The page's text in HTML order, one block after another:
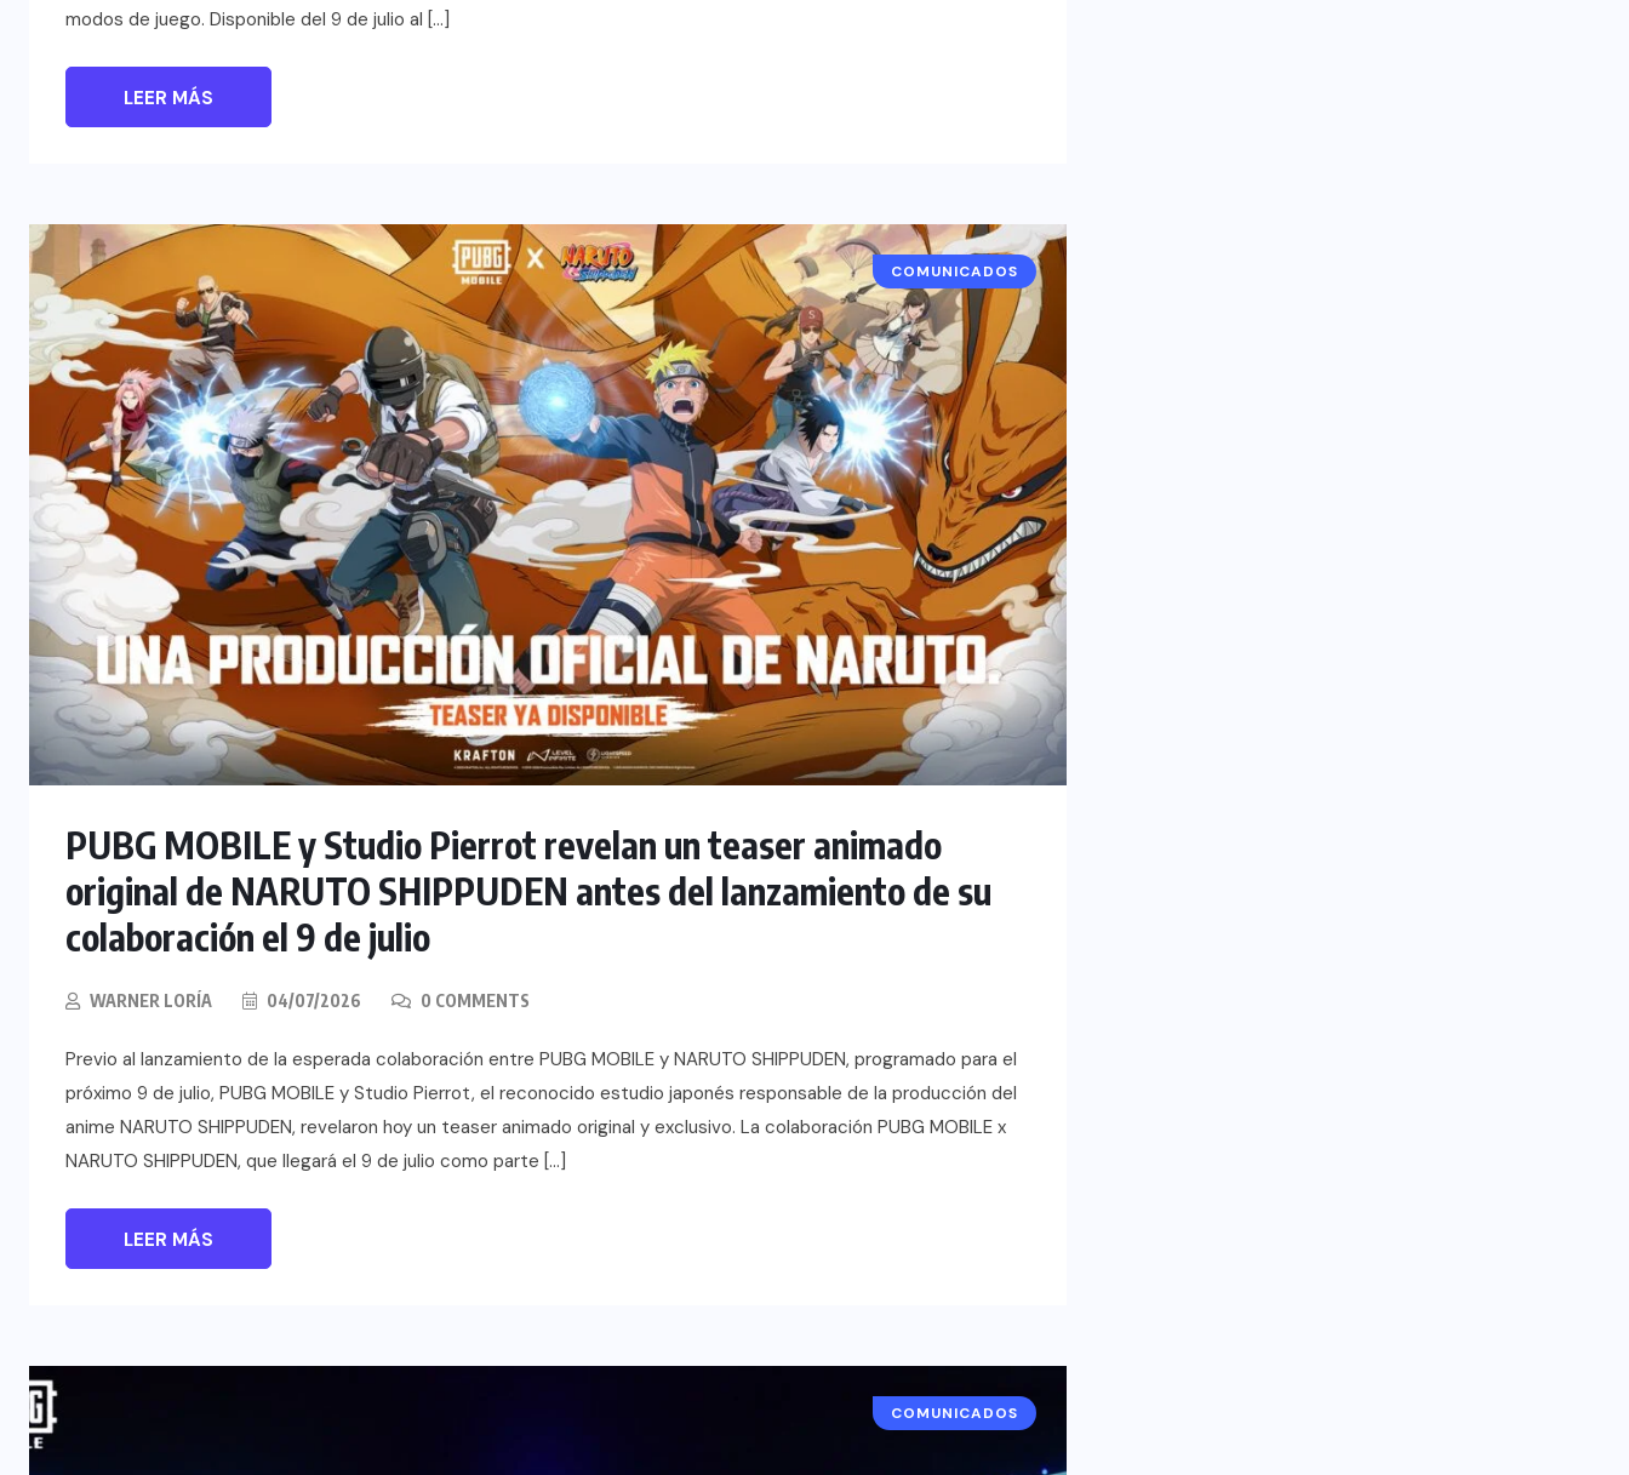
modos de juego. Disponible del 9 de julio al […]
LEER MÁS
COMUNICADOS
PUBG MOBILE y Studio Pierrot revelan un teaser animado
original de NARUTO SHIPPUDEN antes del lanzamiento de su
colaboración el 9 de julio
WARNER LORÍA 04/07/2026 0 COMMENTS
Previo al lanzamiento de la esperada colaboración entre PUBG MOBILE y NARUTO SHIPPUDEN, programado para el
próximo 9 de julio, PUBG MOBILE y Studio Pierrot, el reconocido estudio japonés responsable de la producción del
anime NARUTO SHIPPUDEN, revelaron hoy un teaser animado original y exclusivo. La colaboración PUBG MOBILE x
NARUTO SHIPPUDEN, que llegará el 9 de julio como parte […]
LEER MÁS
COMUNICADOS